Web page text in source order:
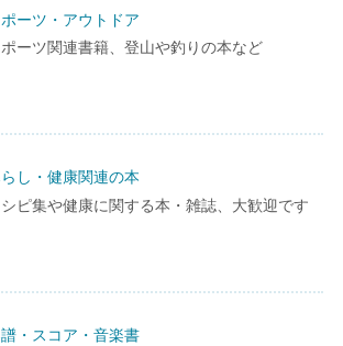
ポーツ・アウトドア
ポーツ関連書籍、登山や釣りの本など
し・健康関連の本
シピ集や健康に関する本・雑誌、大歓迎です
・スコア・音楽書